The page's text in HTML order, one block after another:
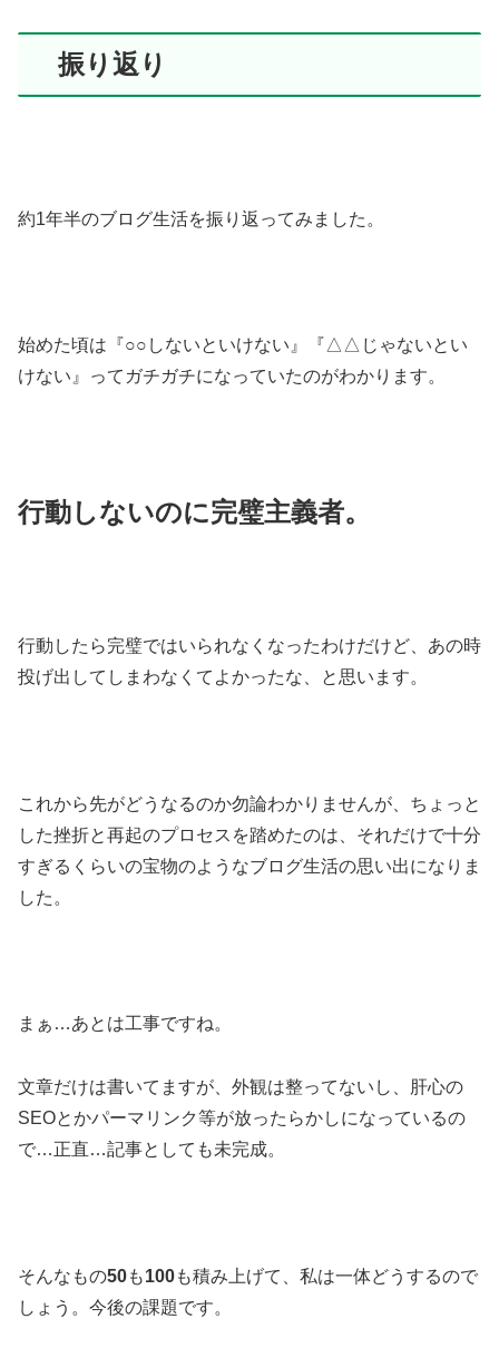
振り返り
約1年半のブログ生活を振り返ってみました。
始めた頃は『○○しないといけない』『△△じゃないとい
けない』ってガチガチになっていたのがわかります。
行動しないのに完璧主義者。
行動したら完璧ではいられなくなったわけだけど、あの時
投げ出してしまわなくてよかったな、と思います。
これから先がどうなるのか勿論わかりませんが、ちょっと
した挫折と再起のプロセスを踏めたのは、それだけで十分
すぎるくらいの宝物のようなブログ生活の思い出になりま
した。
まぁ…あとは工事ですね。
文章だけは書いてますが、外観は整ってないし、肝心の
SEOとかパーマリンク等が放ったらかしになっているの
で…正直…記事としても未完成。
そんなもの50も100も積み上げて、私は一体どうするので
しょう。今後の課題です。